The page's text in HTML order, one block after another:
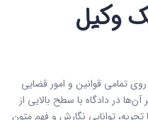
وکیل
تمامی قوانین و امور قضایی
آن‌ها در دادگاه با سطح بالایی از
توانایی نگارش و فهم متون